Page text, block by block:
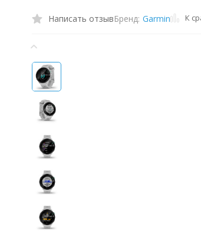
Написать отзывБренд: Garmin К